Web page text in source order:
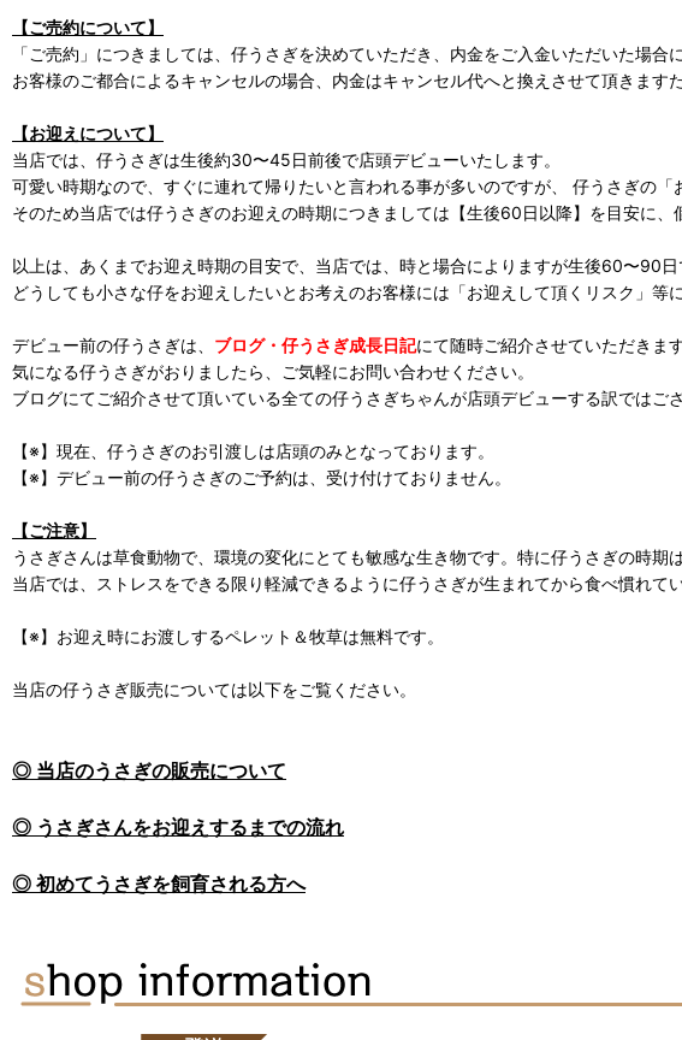
【ご売約について】
「ご売約」につきましては、仔うさぎを決めていただき、内金をご入金いただいた場合
お客様のご都合によるキャンセルの場合、内金はキャンセル代へと換えさせて頂きます
【お迎えについて】
当店では、仔うさぎは生後約30〜45日前後で店頭デビューいたします。
可愛い時期なので、すぐに連れて帰りたいと言われる事が多いのですが、 仔うさぎの
そのため当店では仔うさぎのお迎えの時期につきましては【生後60日以降】を目安に
以上は、あくまでお迎え時期の目安で、当店では、時と場合によりますが生後60〜90日
どうしても小さな仔をお迎えしたいとお考えのお客様には「お迎えして頂くリスク」等
デビュー前の仔うさぎは、 ブログ・仔うさぎ成長日記にて随時ご紹介させていただきます
気になる仔うさぎがおりましたら、ご気軽にお問い合わせください。
ブログにてご紹介させて頂いている全ての仔うさぎちゃんが店頭デビューする訳ではご
【※】現在、仔うさぎのお引渡しは店頭のみとなっております。
【※】デビュー前の仔うさぎのご予約は、受け付けておりません。
【ご注意】
うさぎさんは草食動物で、環境の変化にとても敏感な生き物です。特に仔うさぎの時期
当店では、ストレスをできる限り軽減できるように仔うさぎが生まれてから食べ慣れて
【※】お迎え時にお渡しするペレット＆牧草は無料です。
当店の仔うさぎ販売については以下をご覧ください。
◎ 当店のうさぎの販売について
◎ うさぎさんをお迎えするまでの流れ
◎ 初めてうさぎを飼育される方へ